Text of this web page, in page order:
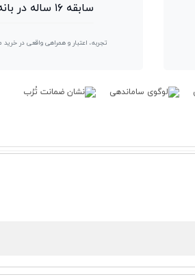
سابقه ۱۶ ساله در بانه
تجربه، اعتبار و همراهی واقعی در